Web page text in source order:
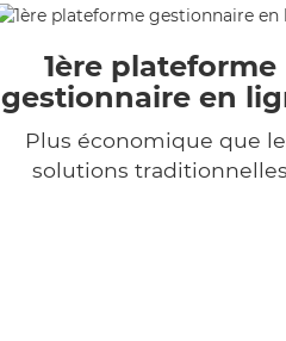
1ère plateforme
gestionnaire en
Plus économique que
solutions traditionnelles